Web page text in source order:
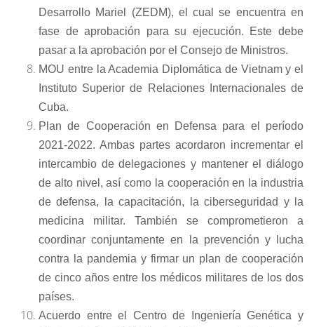
Desarrollo Mariel (ZEDM), el cual se encuentra en
fase de aprobación para su ejecución. Este debe
pasar a la aprobación por el Consejo de Ministros.
MOU entre la Academia Diplomática de Vietnam y el
Instituto Superior de Relaciones Internacionales de
Cuba.
Plan de Cooperación en Defensa para el período
2021-2022. Ambas partes acordaron incrementar el
intercambio de delegaciones y mantener el diálogo
de alto nivel, así como la cooperación en la industria
de defensa, la capacitación, la ciberseguridad y la
medicina militar. También se comprometieron a
coordinar conjuntamente en la prevención y lucha
contra la pandemia y firmar un plan de cooperación
de cinco años entre los médicos militares de los dos
países.
Acuerdo entre el Centro de Ingeniería Genética y